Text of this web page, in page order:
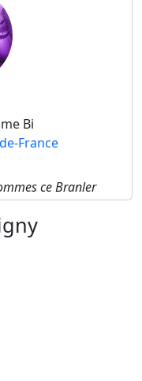
Bi
France
ce Branler